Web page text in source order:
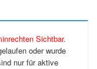
Sichtbar.
oder wurde
nur für aktive